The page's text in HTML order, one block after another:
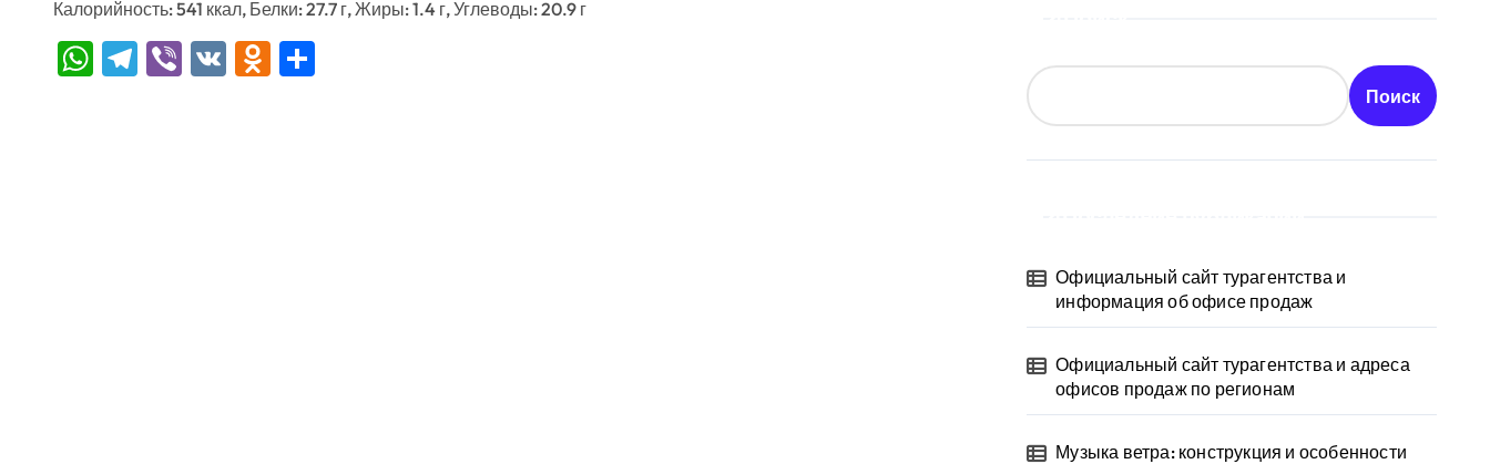
Калорийность: 541 ккал, Белки: 27.7 г, Жиры: 1.4 г, Углеводы: 20.9 г
WhatsApp
Telegram
Viber
VK Odnoklassniki
Поиск
Официальный сайт турагентства и
информация об офисе продаж
Официальный сайт турагентства и адреса
офисов продаж по регионам
Музыка ветра: конструкция и особенности